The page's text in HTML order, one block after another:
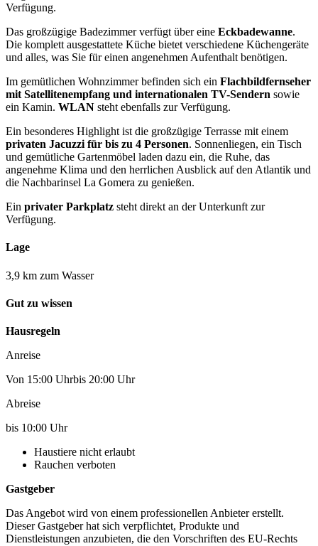
Verfügung.
Das großzügige Badezimmer verfügt über eine Eckbadewanne.
Die komplett ausgestattete Küche bietet verschiedene Küchengeräte
und alles, was Sie für einen angenehmen Aufenthalt benötigen.
Im gemütlichen Wohnzimmer befinden sich ein Flachbildfernseher
mit Satellitenempfang und internationalen TV-Sendern sowie
ein Kamin. WLAN steht ebenfalls zur Verfügung.
Ein besonderes Highlight ist die großzügige Terrasse mit einem
privaten Jacuzzi für bis zu 4 Personen. Sonnenliegen, ein Tisch
und gemütliche Gartenmöbel laden dazu ein, die Ruhe, das
angenehme Klima und den herrlichen Ausblick auf den Atlantik und
die Nachbarinsel La Gomera zu genießen.
Ein privater Parkplatz steht direkt an der Unterkunft zur
Verfügung.
Lage
3,9 km zum Wasser
Gut zu wissen
Hausregeln
Anreise
Von 15:00 Uhrbis 20:00 Uhr
Abreise
bis 10:00 Uhr
Haustiere nicht erlaubt
Rauchen verboten
Gastgeber
Das Angebot wird von einem professionellen Anbieter erstellt.
Dieser Gastgeber hat sich verpflichtet, Produkte und
Dienstleistungen anzubieten, die den Vorschriften des EU-Rechts